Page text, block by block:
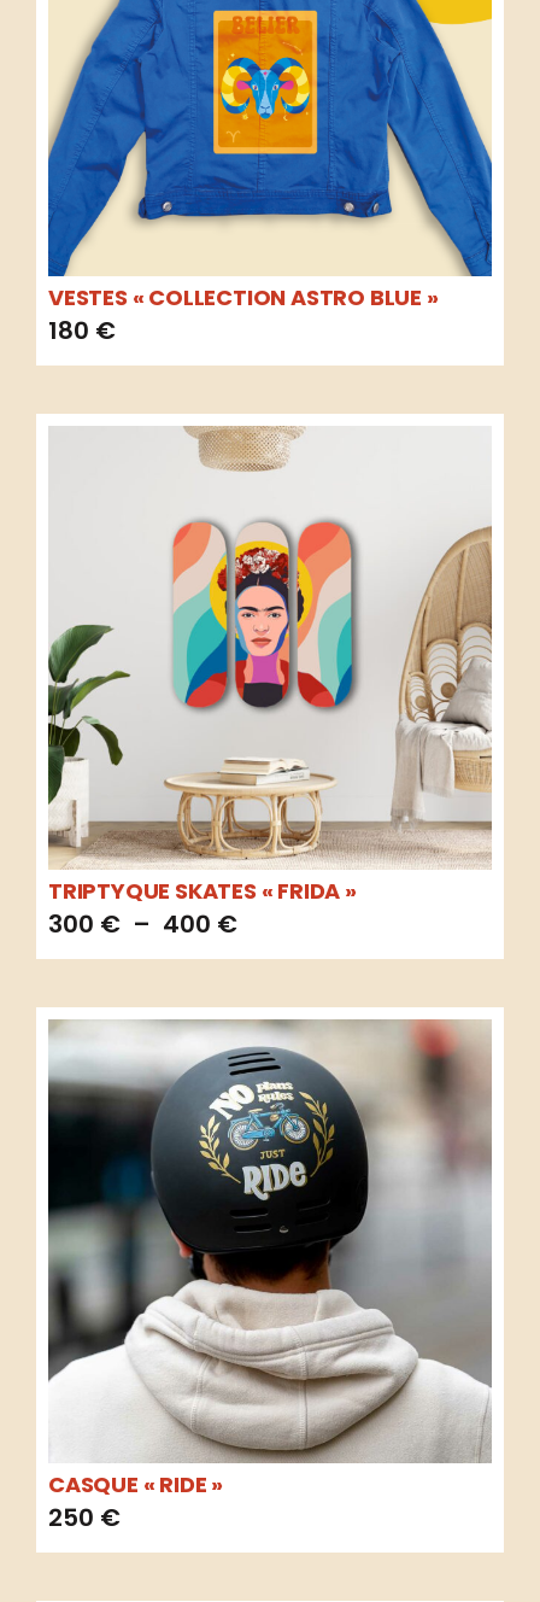
VESTES « COLLECTION ASTRO BLUE »
180 €
TRIPTYQUE SKATES « FRIDA »
300 € – 400 €
CASQUE « RIDE »
250 €